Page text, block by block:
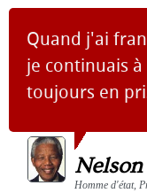
Quand j'ai
je continuais
toujours en
Homme d'état,